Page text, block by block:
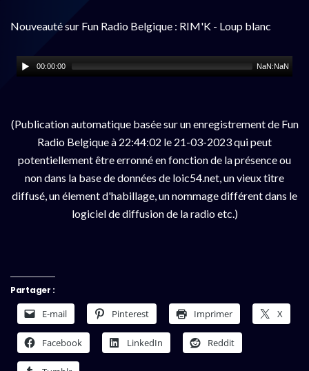
Nouveauté sur Fun Radio Belgique : RIM'K - Loup blanc
00:00:00 NaN:NaN
(Publication automatique basée sur un enregistrement de Fun
Radio Belgique à 22:44:02 le 21-03-2023 qui peut
potentiellement être erronné en fonction de la présence ou
non dans la base de données de loic54.net, un vieux titre
diffusé, un élement d'habillage, un nommage différent dans le
logiciel de diffusion de la radio etc.)
Partager :
E-mail Pinterest Imprimer X
Facebook LinkedIn Reddit